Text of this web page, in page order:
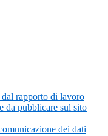
rapporto di lavoro
da pubblicare sul sito
dei dati